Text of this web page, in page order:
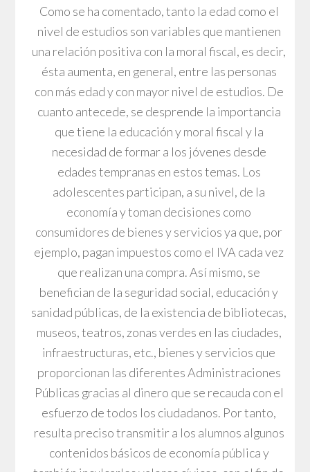
Como se ha comentado, tanto la edad como el
nivel de estudios son variables que mantienen
una relación positiva con la moral fiscal, es decir,
ésta aumenta, en general, entre las personas
con más edad y con mayor nivel de estudios. De
cuanto antecede, se desprende la importancia
que tiene la educación y moral fiscal y la
necesidad de formar a los jóvenes desde
edades tempranas en estos temas. Los
adolescentes participan, a su nivel, de la
economía y toman decisiones como
consumidores de bienes y servicios ya que, por
ejemplo, pagan impuestos como el IVA cada vez
que realizan una compra. Así mismo, se
benefician de la seguridad social, educación y
sanidad públicas, de la existencia de bibliotecas,
museos, teatros, zonas verdes en las ciudades,
infraestructuras, etc., bienes y servicios que
proporcionan las diferentes Administraciones
Públicas gracias al dinero que se recauda con el
esfuerzo de todos los ciudadanos. Por tanto,
resulta preciso transmitir a los alumnos algunos
contenidos básicos de economía pública y